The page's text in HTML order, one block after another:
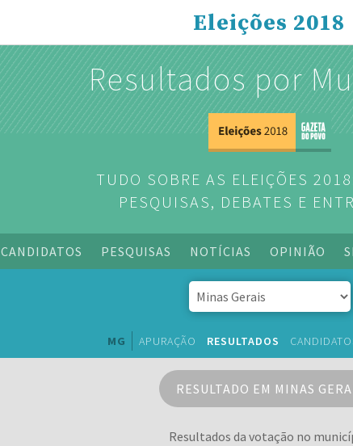
Eleições 2018
Resultados por
TUDO SOBRE AS ELEIÇÕES
PESQUISAS, DEBATES E
CANDIDATOS PESQUISAS NOTÍCIAS OPINIÃO
MG APURAÇÃO RESULTADOS
RESULTADO EM MINAS
Resultados da votação no